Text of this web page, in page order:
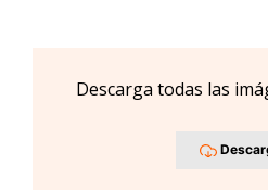
Descarga todas las